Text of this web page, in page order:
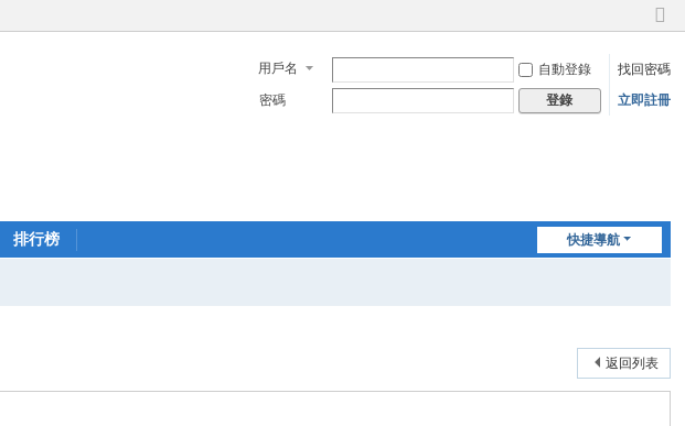
切
到
窄
用戶名 自動登錄
找回密碼
密碼
登錄 立即註冊
快捷導航
排行榜
返回列表